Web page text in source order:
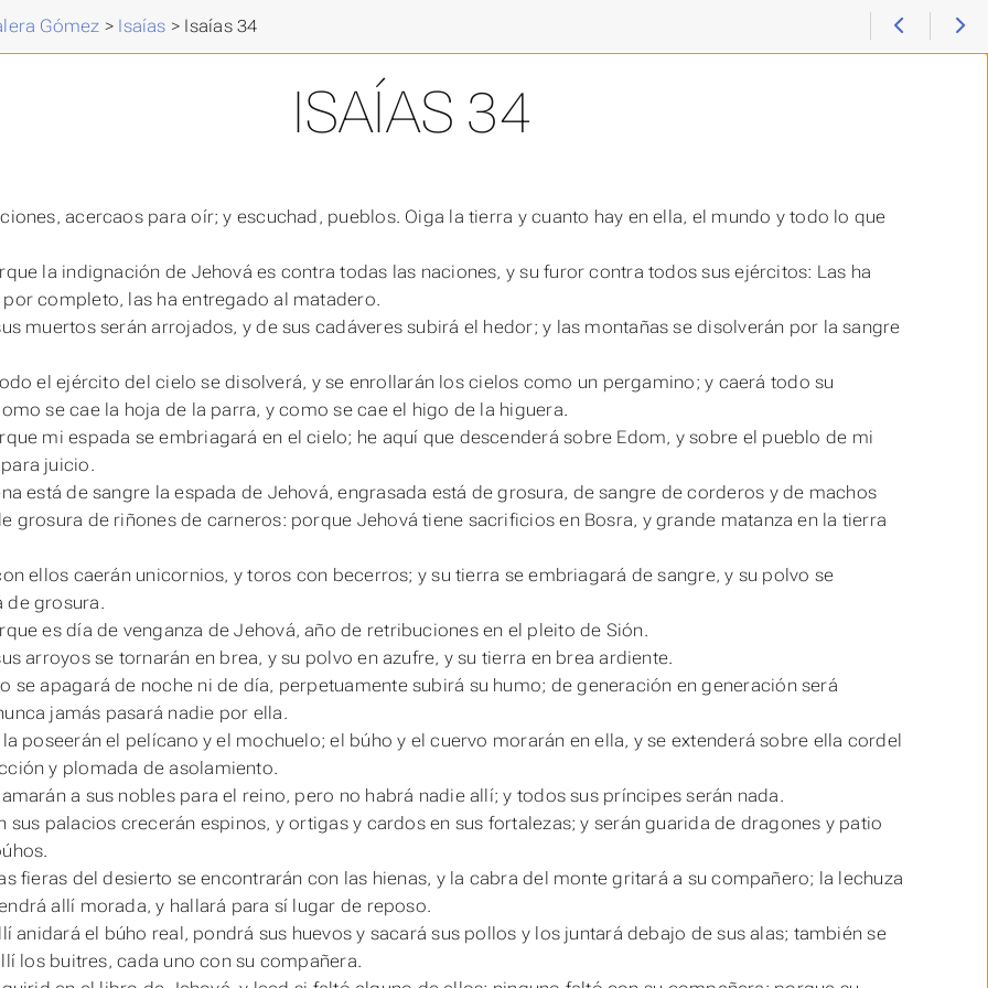
Gómez > Isaías > Isaías 34
ISAÍAS 34
acercaos para oír; y escuchad, pueblos. Oiga la tierra y cuanto hay en ella, el mundo y todo lo que
la indignación de Jehová es contra todas las naciones, y su furor contra todos sus ejércitos: Las ha
completo, las ha entregado al matadero.
muertos serán arrojados, y de sus cadáveres subirá el hedor; y las montañas se disolverán por la sangre
el ejército del cielo se disolverá, y se enrollarán los cielos como un pergamino; y caerá todo su
se cae la hoja de la parra, y como se cae el higo de la higuera.
mi espada se embriagará en el cielo; he aquí que descenderá sobre Edom, y sobre el pueblo de mi
juicio.
está de sangre la espada de Jehová, engrasada está de grosura, de sangre de corderos y de machos
grosura de riñones de carneros: porque Jehová tiene sacrificios en Bosra, y grande matanza en la tierra
ellos caerán unicornios, y toros con becerros; y su tierra se embriagará de sangre, y su polvo se
de grosura.
es día de venganza de Jehová, año de retribuciones en el pleito de Sión.
arroyos se tornarán en brea, y su polvo en azufre, y su tierra en brea ardiente.
se apagará de noche ni de día, perpetuamente subirá su humo; de generación en generación será
jamás pasará nadie por ella.
la poseerán el pelícano y el mochuelo; el búho y el cuervo morarán en ella, y se extenderá sobre ella cordel
y plomada de asolamiento.
a sus nobles para el reino, pero no habrá nadie allí; y todos sus príncipes serán nada.
sus palacios crecerán espinos, y ortigas y cardos en sus fortalezas; y serán guarida de dragones y patio
fieras del desierto se encontrarán con las hienas, y la cabra del monte gritará a su compañero; la lechuza
allí morada, y hallará para sí lugar de reposo.
anidará el búho real, pondrá sus huevos y sacará sus pollos y los juntará debajo de sus alas; también se
los buitres, cada uno con su compañera.